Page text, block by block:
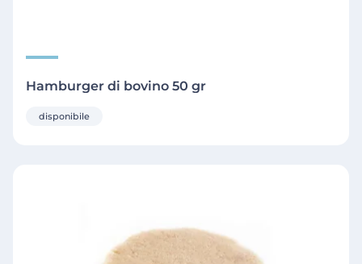
Hamburger di bovino 50 gr
disponibile